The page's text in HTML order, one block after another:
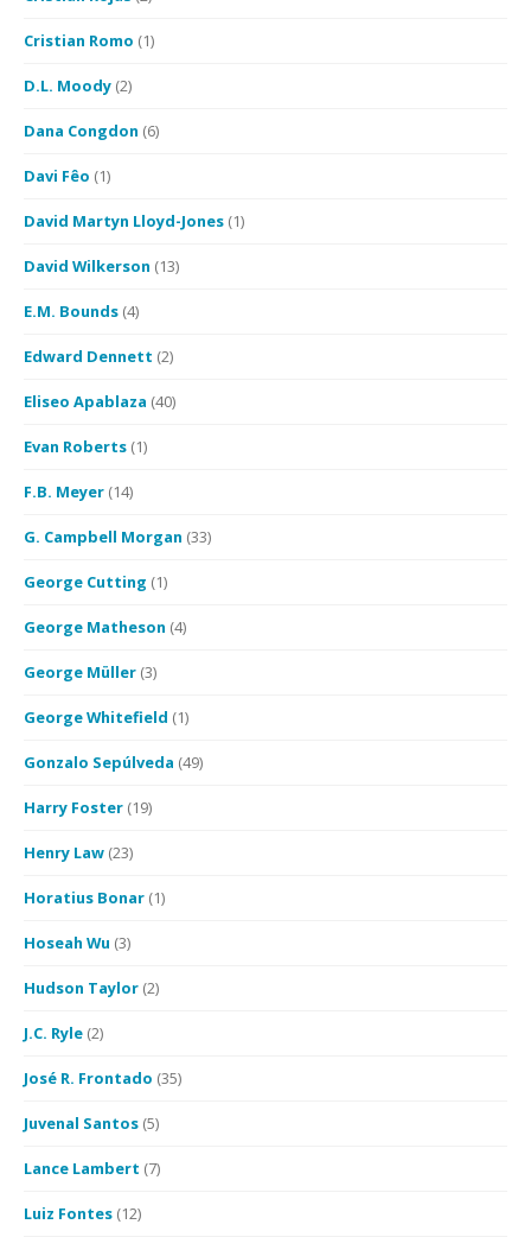
Cristian Romo (1)
D.L. Moody (2)
Dana Congdon (6)
Davi Fêo (1)
David Martyn Lloyd-Jones (1)
David Wilkerson (13)
E.M. Bounds (4)
Edward Dennett (2)
Eliseo Apablaza (40)
Evan Roberts (1)
F.B. Meyer (14)
G. Campbell Morgan (33)
George Cutting (1)
George Matheson (4)
George Müller (3)
George Whitefield (1)
Gonzalo Sepúlveda (49)
Harry Foster (19)
Henry Law (23)
Horatius Bonar (1)
Hoseah Wu (3)
Hudson Taylor (2)
J.C. Ryle (2)
José R. Frontado (35)
Juvenal Santos (5)
Lance Lambert (7)
Luiz Fontes (12)